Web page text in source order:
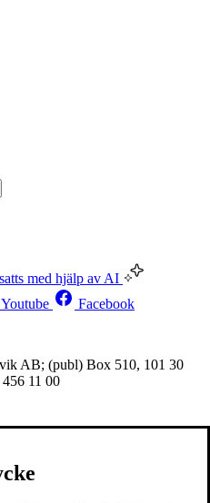
med hjälp av AI
Youtube Facebook
AB; (publ) Box 510, 101 30
11 00